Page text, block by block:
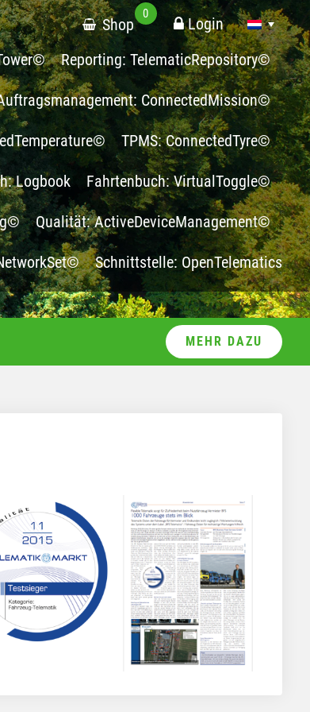
Shop
0
Login
Reporting: TelematicRepository©
ConnectedMission©
TPMS: ConnectedTyre©
Logbook Fahrtenbuch: VirtualToggle©
Qualität: ActiveDeviceManagement©
Schnittstelle: OpenTelematics
MEHR DAZU